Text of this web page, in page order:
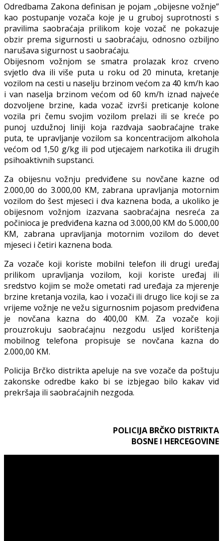
Odredbama Zakona definisan je pojam „obijesne vožnje”
kao postupanje vozača koje je u gruboj suprotnosti s
pravilima saobraćaja prilikom koje vozač ne pokazuje
obzir prema sigurnosti u saobraćaju, odnosno ozbiljno
narušava sigurnost u saobraćaju.
Obijesnom vožnjom se smatra prolazak kroz crveno
svjetlo dva ili više puta u roku od 20 minuta, kretanje
vozilom na cesti u naselju brzinom većom za 40 km/h kao
i van naselja brzinom većom od 60 km/h iznad najveće
dozvoljene brzine, kada vozač izvrši preticanje kolone
vozila pri čemu svojim vozilom prelazi ili se kreće po
punoj uzdužnoj liniji koja razdvaja saobraćajne trake
puta, te upravljanje vozilom sa koncentracijom alkohola
većom od 1,50 g/kg ili pod utjecajem narkotika ili drugih
psihoaktivnih supstanci.
Za obijesnu vožnju predviđene su novčane kazne od
2.000,00 do 3.000,00 KM, zabrana upravljanja motornim
vozilom do šest mjeseci i dva kaznena boda, a ukoliko je
obijesnom vožnjom izazvana saobraćajna nesreća za
počinioca je predviđena kazna od 3.000,00 KM do 5.000,00
KM, zabrana upravljanja motornim vozilom do devet
mjeseci i četiri kaznena boda.
Za vozače koji koriste mobilni telefon ili drugi uređaj
prilikom upravljanja vozilom, koji koriste uređaj ili
sredstvo kojim se može ometati rad uređaja za mjerenje
brzine kretanja vozila, kao i vozači ili drugo lice koji se za
vrijeme vožnje ne vežu sigurnosnim pojasom predviđena
je novčana kazna do 400,00 KM. Za vozače koji
prouzrokuju saobraćajnu nezgodu usljed korištenja
mobilnog telefona propisuje se novčana kazna do
2.000,00 KM.
Policija Brčko distrikta apeluje na sve vozače da poštuju
zakonske odredbe kako bi se izbjegao bilo kakav vid
prekršaja ili saobraćajnih nezgoda.
POLICIJA BRČKO DISTRIKTA
BOSNE I HERCEGOVINE